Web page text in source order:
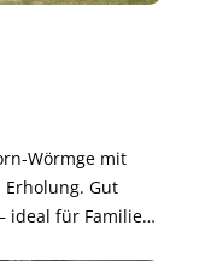
Wörmge mit
Gut
ideal für Familien,